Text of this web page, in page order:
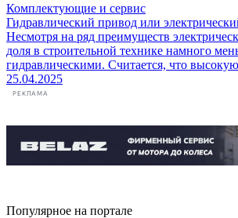
Комплектующие и сервис
Гидравлический привод или
Несмотря на ряд преимуществ
доля в строительной технике намного
гидравлическими. Считается, что
25.04.2025
РЕКЛАМА
Популярное на портале